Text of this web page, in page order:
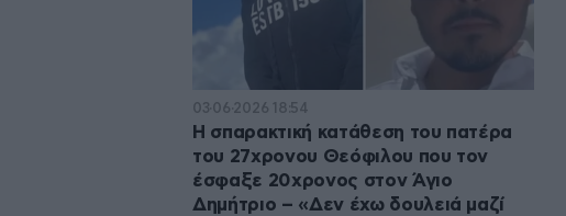
03·06·2026 18:54
Η σπαρακτική κατάθεση του πατέρα
του 27χρονου Θεόφιλου που τον
έσφαξε 20χρονος στον Άγιο
Δημήτριο – «Δεν έχω δουλειά μαζί